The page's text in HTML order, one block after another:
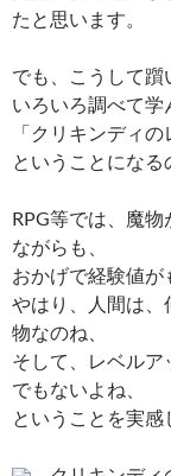
たと思います。
でも、こうして躓
いろいろ調べて学
「クリキンディ
ということになる
RPG等では、魔
ながらも、
おかげで経験値が
やはり、人間は、
物なのね、
そして、レベル
でもないよね、
ということを実感